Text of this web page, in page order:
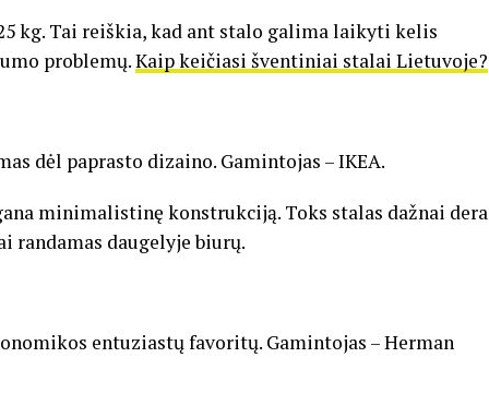
kg. Tai reiškia,kad ant stalo galimalaikyti kelis
problemų.Kaip keičiasi šventiniai stalai Lietuvoje?
dėl paprasto dizaino. Gamintojas –IKEA.
minimalistinę konstrukciją. Toks stalas dažnai dera
randamas daugelyjebiurų.
entuziastųfavoritų. Gamintojas –Herman